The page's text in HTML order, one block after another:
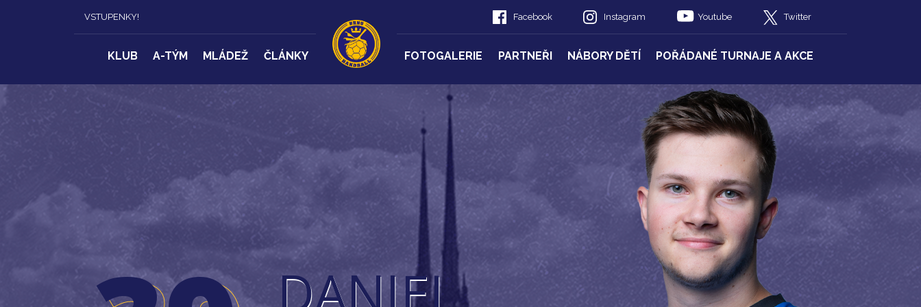
VSTUPENKY! Facebook Instagram Youtube Twitter
KLUB A-TÝM MLÁDEŽ ČLÁNKY FOTOGALERIE PARTNEŘI NÁBORY DĚTÍ POŘÁDANÉ TURNAJE A AKCE
DANIEL